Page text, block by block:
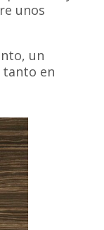
unos
un
tanto en